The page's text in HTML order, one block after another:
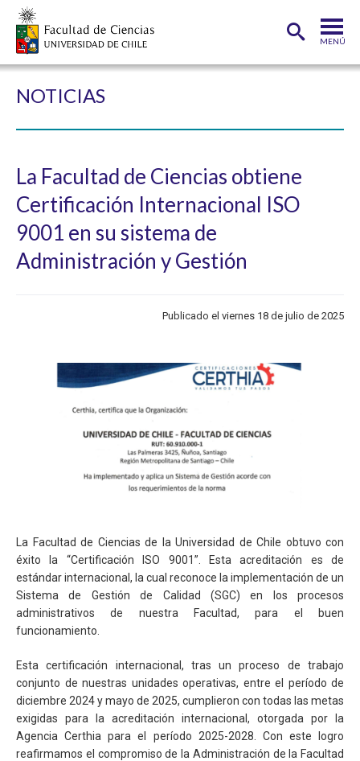
MENÚ
CARRERAS
POSTGRADOS
INVESTIGACIÓN
ACADÉMICOS
NOTICIAS
La Facultad de Ciencias obtiene
Certificación Internacional ISO
9001 en su sistema de
Administración y Gestión
Publicado el viernes 18 de julio de 2025
La Facultad de Ciencias de la Universidad de Chile obtuvo con
éxito la “Certificación ISO 9001”. Esta acreditación es de
estándar internacional, la cual reconoce la implementación de un
Sistema de Gestión de Calidad (SGC) en los procesos
administrativos de nuestra Facultad, para el buen
funcionamiento.
Esta certificación internacional, tras un proceso de trabajo
conjunto de nuestras unidades operativas, entre el período de
diciembre 2024 y mayo de 2025, cumplieron con todas las metas
exigidas para la acreditación internacional, otorgada por la
Agencia Certhia para el período 2025-2028. Con este logro
reafirmamos el compromiso de la Administración de la Facultad